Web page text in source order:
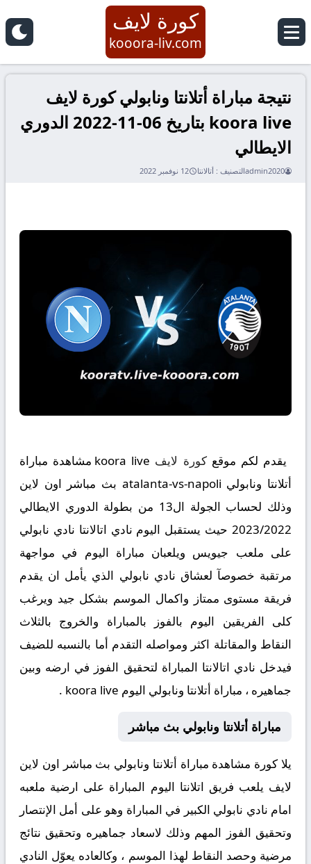
كورة لايف
kooora-liv.com
نتيجة مباراة أتلانتا ونابولي كورة لايف
koora live بتاريخ 06-11-2022 الدوري
الايطالي
admin2020التصنيف : أتالانتا 12 نوفمبر 2022
يقدم لكم موقعكورة لايف
koora live مشاهدة مباراة
أتلانتا ونابولي atalanta-vs-napoli بث مباشر اون لاين
وذلك لحساب الجولة ال13 من بطولة الدوري الايطالي
2023/2022 حيث يستقبل اليوم نادي اتالانتا نادي نابولي
على ملعب جيويس ويلعبان مباراة اليوم في مواجهة
مرتقبة خصوصآ لعشاق نادي نابولي الذي يأمل ان يقدم
فريقة مستوى ممتاز واكمال الموسم بشكل جيد ويرغب
كلى الفريقين اليوم بالفوز بالمباراة والخروج بالثلاث
النقاط والمقاتلة اكثر ومواصله التقدم أما بالنسبه للضيف
فيدخل نادي اتالانتا المباراة لتحقيق الفوز في ارضه وبين
جماهيره ، مباراة أتلانتا ونابولي اليوم koora live .
مباراة أتلانتا ونابولي بث مباشر
يلا كورة مشاهدة مباراة أتلانتا ونابولي بث مباشر اون لاين
لايف يلعب فريق اتلانتا اليوم المباراة على ارضية ملعبه
امام نادي نابولي الكبير في المباراة وهو على أمل الإنتصار
وتحقيق الفوز المهم وذلك لاسعاد جماهيره وتحقيق نتائج
مرضية وحصد النقاط لهذا الموسم ، وكالعاده يعوّل النادي